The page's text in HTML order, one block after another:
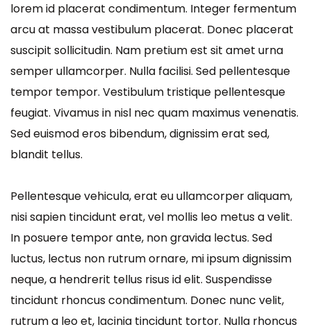
lorem id placerat condimentum. Integer fermentum
arcu at massa vestibulum placerat. Donec placerat
suscipit sollicitudin. Nam pretium est sit amet urna
semper ullamcorper. Nulla facilisi. Sed pellentesque
tempor tempor. Vestibulum tristique pellentesque
feugiat. Vivamus in nisl nec quam maximus venenatis.
Sed euismod eros bibendum, dignissim erat sed,
blandit tellus.
Pellentesque vehicula, erat eu ullamcorper aliquam,
nisi sapien tincidunt erat, vel mollis leo metus a velit.
In posuere tempor ante, non gravida lectus. Sed
luctus, lectus non rutrum ornare, mi ipsum dignissim
neque, a hendrerit tellus risus id elit. Suspendisse
tincidunt rhoncus condimentum. Donec nunc velit,
rutrum a leo et, lacinia tincidunt tortor. Nulla rhoncus